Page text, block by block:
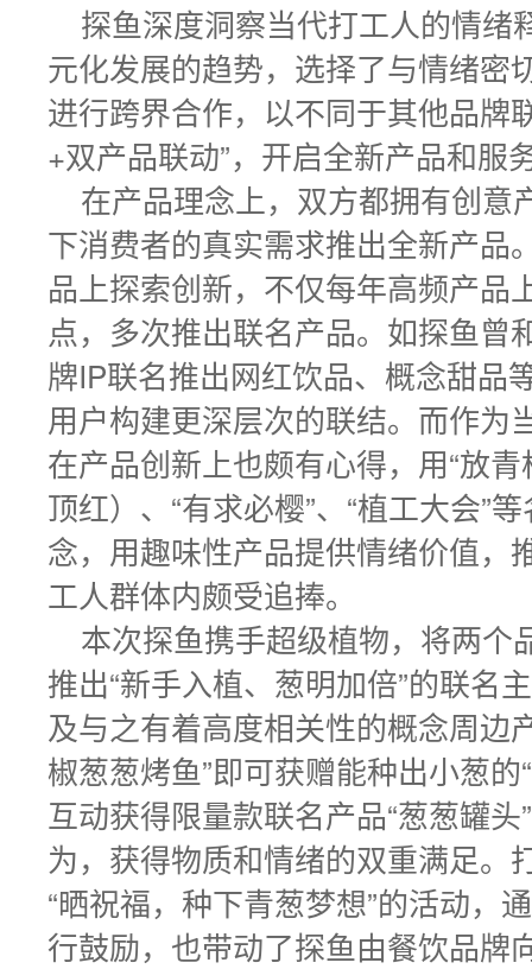
探鱼深度洞察当代打工人的情绪
元化发展的趋势，选择了与情绪密
进行跨界合作，以不同于其他品牌
+双产品联动”，开启全新产品和服
在产品理念上，双方都拥有创意
下消费者的真实需求推出全新产品
品上探索创新，不仅每年高频产品
点，多次推出联名产品。如探鱼曾
牌IP联名推出网红饮品、概念甜品
用户构建更深层次的联结。而作为
在产品创新上也颇有心得，用“放
顶红）、“有求必樱”、“植工大会”
念，用趣味性产品提供情绪价值，
工人群体内颇受追捧。
本次探鱼携手超级植物，将两个
推出“新手入植、葱明加倍”的联名
及与之有着高度相关性的概念周边
椒葱葱烤鱼”即可获赠能种出小葱
互动获得限量款联名产品“葱葱罐
为，获得物质和情绪的双重满足。
“晒祝福，种下青葱梦想”的活动，
行鼓励，也带动了探鱼由餐饮品牌